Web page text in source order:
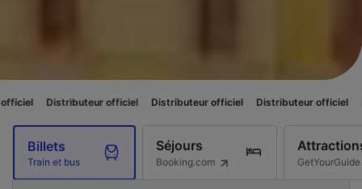
officiel Distributeur officiel Distributeur officiel Distributeur
Billets
Train et bus
Séjours
Booking.com GetYourGuide